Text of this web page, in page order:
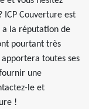
ICP Couverture est
a la réputation de
pourtant très
toutes ses
une
le et
!